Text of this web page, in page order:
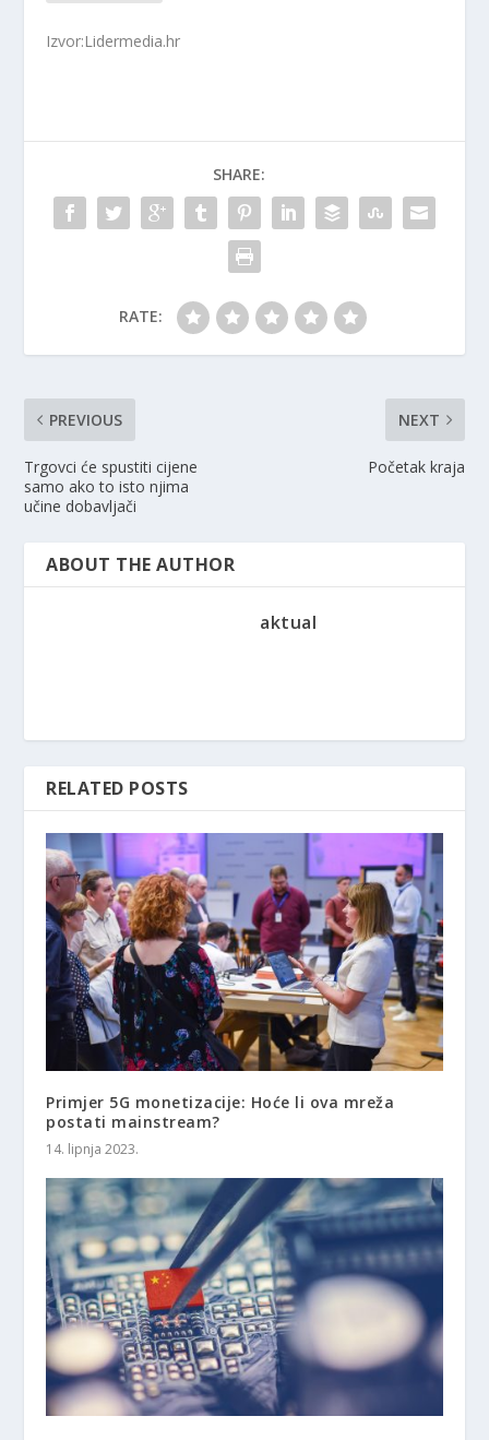
Izvor:Lidermedia.hr
SHARE:
RATE:
PREVIOUS
Trgovci će spustiti cijene
samo ako to isto njima
učine dobavljači
NEXT
Početak kraja
ABOUT THE AUTHOR
aktual
RELATED POSTS
Primjer 5G monetizacije: Hoće li ova mreža
postati mainstream?
14. lipnja 2023.